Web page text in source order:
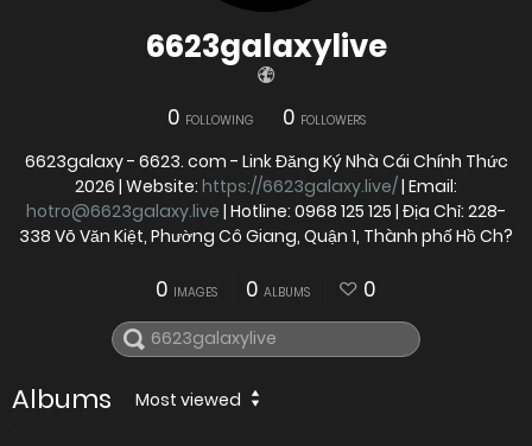
6623galaxylive
0 FOLLOWING 0 FOLLOWERS
6623galaxy - 6623. com - Link Đăng Ký Nhà Cái Chính Thức
2026 | Website: https://6623galaxy.live/| Email:
hotro@6623galaxy.live | Hotline: 0968 125 125 | Địa Chỉ: 228-
338 Võ Văn Kiệt, Phường Cô Giang, Quận 1, Thành phố Hồ Ch?
0 IMAGES 0 ALBUMS 0
Albums Most viewed